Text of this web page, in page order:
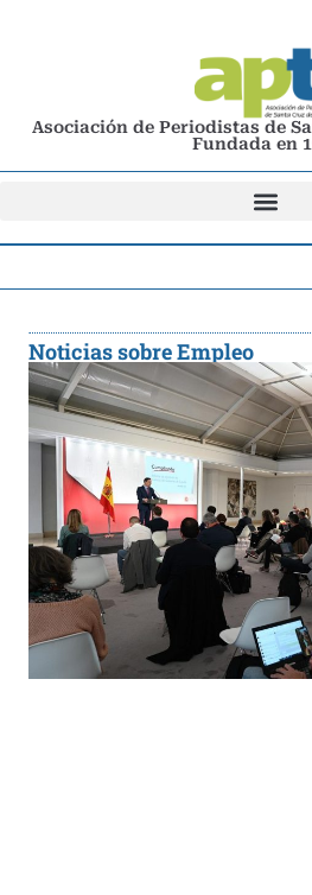
Asociación de Periodistas de
Fundada en
Noticias sobre Empleo